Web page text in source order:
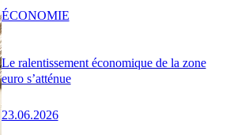
Le ralentissement économique de la zone
euro s’atténue
23.06.2026
ÉCONOMIE